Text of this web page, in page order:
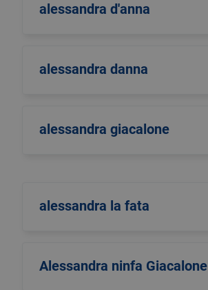
alessandra d'anna
alessandra danna
alessandra giacalone
alessandra la fata
Alessandra ninfa Giacalone